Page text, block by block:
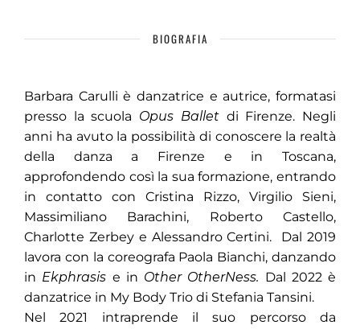
BIOGRAFIA
Barbara Carulli è danzatrice e autrice, formatasi
presso la scuola Opus Balletdi Firenze. Negli
anni ha avuto la possibilità di conoscere la realtà
della danza a Firenze e in Toscana,
approfondendo così la sua formazione, entrando
in contatto con Cristina Rizzo, Virgilio Sieni,
Massimiliano Barachini, Roberto Castello,
Charlotte Zerbey e Alessandro Certini. Dal 2019
lavora con la coreografa Paola Bianchi, danzando
in Ekphrasis e in Other OtherNess. Dal 2022 è
danzatrice in My Body Trio di Stefania Tansini.
Nel 2021 intraprende il suo percorso da